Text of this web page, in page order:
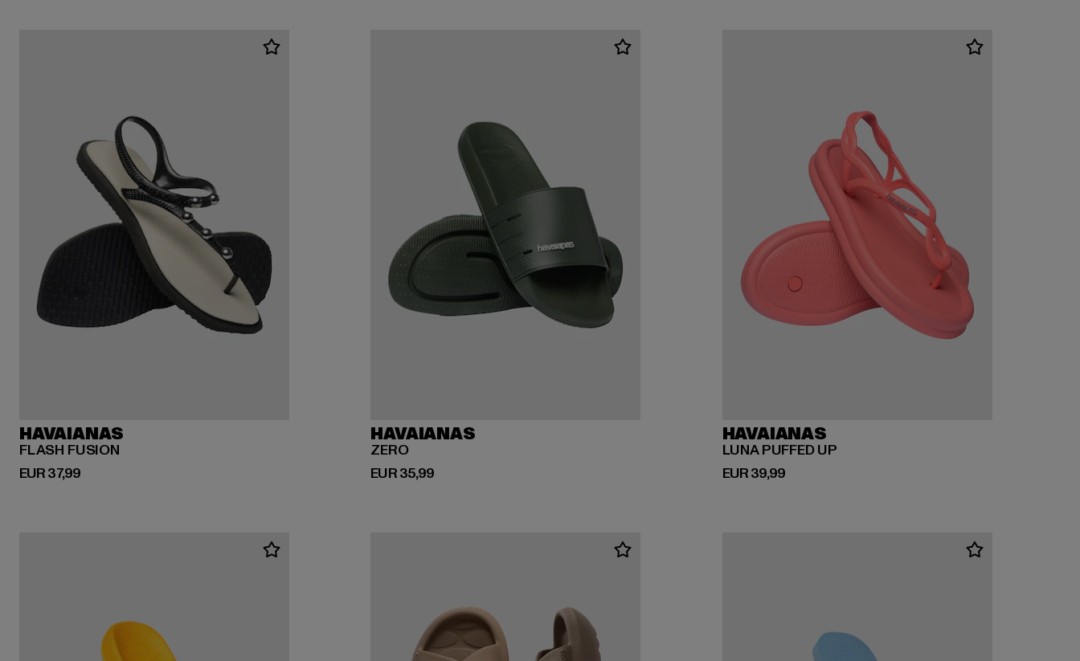
HAVAIANAS
FLASH FUSION
EUR 37,99
Huidige prijs: EUR 37,99
HAVAIANAS
ZERO
EUR 35,99
Huidige prijs: EUR 35,99
HAVAIANAS
LUNA PUFFED UP
EUR 39,99
Huidige prijs: EUR 39,99